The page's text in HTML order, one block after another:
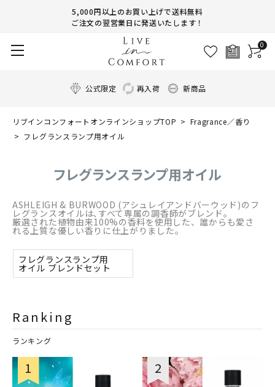
5,000円以上のお買い上げで送料無料
ご注文の翌営業日に発送いたします！
0
公式限定 再入荷 新商品
リブインコンフォートオンラインショップTOP
Fragrance／香り
フレグランスランプ用オイル
フレグランスランプ用オイル
ASHLEIGH & BURWOOD (アシュレイアンドバーウッド)のフ
レグランスオイルは､すべて専属の調香師がブレンド｡
厳選された植物由来100%の香料を使用した、誰からも愛さ
れる上質な優しい香りに仕上がりました。
フレグランスランプ用
オイル ブレンドセット
Ranking
ランキング